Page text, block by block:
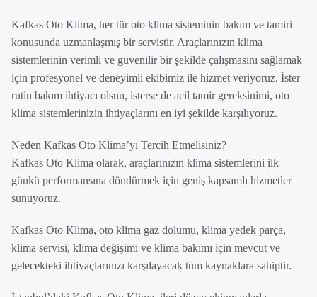
Kafkas Oto Klima, her tür oto klima sisteminin bakım ve tamiri
konusunda uzmanlaşmış bir servistir. Araçlarınızın klima
sistemlerinin verimli ve güvenilir bir şekilde çalışmasını sağlamak
için profesyonel ve deneyimli ekibimiz ile hizmet veriyoruz. İster
rutin bakım ihtiyacı olsun, isterse de acil tamir gereksinimi, oto
klima sistemlerinizin ihtiyaçlarını en iyi şekilde karşılıyoruz.
Neden Kafkas Oto Klima’yı Tercih Etmelisiniz?
Kafkas Oto Klima olarak, araçlarınızın klima sistemlerini ilk
günkü performansına döndürmek için geniş kapsamlı hizmetler
sunuyoruz.
Kafkas Oto Klima, oto klima gaz dolumu, klima yedek parça,
klima servisi, klima değişimi ve klima bakımı için mevcut ve
gelecekteki ihtiyaçlarınızı karşılayacak tüm kaynaklara sahiptir.